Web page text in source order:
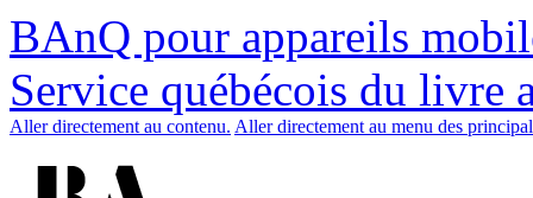
BAnQ pour appareils
Service québécois du livre
Aller directement au contenu. Aller directement au menu des